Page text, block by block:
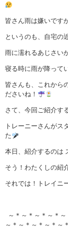
皆さん雨は嫌いです
というのも、自宅の
雨に濡れるあじさい
寝る時に雨が降って
皆さんも、これから
ださいね！
さて、今回ご紹介す
トレーニーさんがス
た
本日、紹介するのは
そう！わたくしの紹
それでは！トレイニ
～＊～＊～＊～＊
～＊～＊～＊～＊～＊